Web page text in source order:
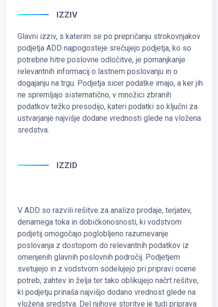
IZZIV
Glavni izziv, s katerim se po prepričanju strokovnjakov
podjetja ADD najpogosteje srečujejo podjetja, ko so
potrebne hitre poslovne odločitve, je pomanjkanje
relevantnih informacij o lastnem poslovanju in o
dogajanju na trgu. Podjetja sicer podatke imajo, a ker jih
ne spremljajo sistematično, v množici zbranih
podatkov težko presodijo, kateri podatki so ključni za
ustvarjanje najvišje dodane vrednosti glede na vložena
sredstva.
IZZID
V ADD so razvili rešitve za analizo prodaje, terjatev,
denarnega toka in dobičkonosnosti, ki vodstvom
podjetij omogočajo poglobljeno razumevanje
poslovanja z dostopom do relevantnih podatkov iz
omenjenih glavnih poslovnih področij. Podjetjem
svetujejo in z vodstvom sodelujejo pri pripravi ocene
potreb, zahtev in želja ter tako oblikujejo načrt rešitve,
ki podjetju prinaša najvišjo dodano vrednost glede na
vložena sredstva. Del njihove storitve je tudi priprava